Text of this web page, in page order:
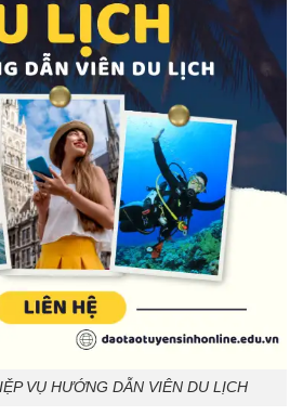
VỤ HƯỚNG DẪN VIÊN DU LỊCH